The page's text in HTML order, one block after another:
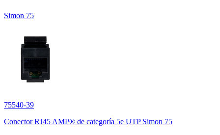
Simon 75
75540-39
Conector RJ45 AMP® de categoría 5e UTP Simon 75